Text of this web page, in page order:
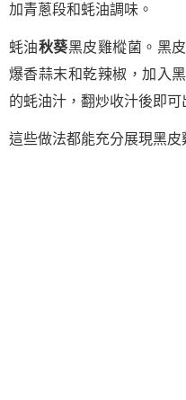
加青蔥段和蚝油調味。
蚝油秋葵黑皮雞樅菌。黑
爆香蒜末和乾辣椒，加入
的蚝油汁，翻炒收汁後即可
這些做法都能充分展現黑皮